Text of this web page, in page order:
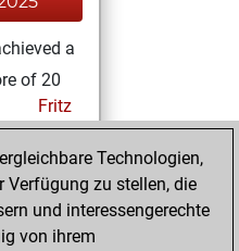
a
of 20
Fritz
Technologien,
zu stellen, die
und interessengerechte
von ihrem